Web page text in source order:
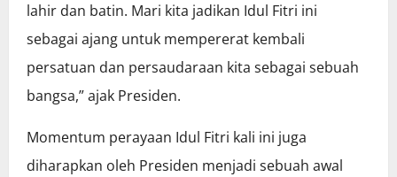
lahir dan batin. Mari kita jadikan Idul Fitri ini
sebagai ajang untuk mempererat kembali
persatuan dan persaudaraan kita sebagai sebuah
bangsa,” ajak Presiden.
Momentum perayaan Idul Fitri kali ini juga
diharapkan oleh Presiden menjadi sebuah awal